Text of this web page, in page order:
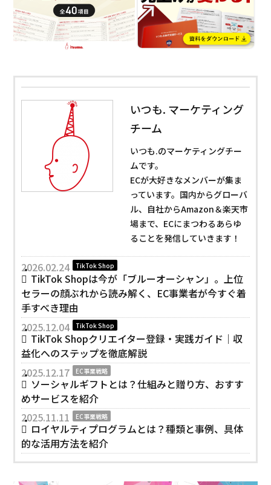
いつも. マーケティング
チーム
いつも.のマーケティングチー
ムです。
ECが大好きなメンバーが集ま
っています。国内からグローバ
ル、自社からAmazon＆楽天市
場まで、ECにまつわるあらゆ
ることを発信していきます！
2026.02.24 TikTok Shop
TikTok Shopは今が「ブルーオーシャン」。上位
セラーの顔ぶれから読み解く、EC事業者が今すぐ着
手すべき理由
2025.12.04
TikTok Shop
TikTok Shopクリエイター登録・実践ガイド｜収
益化へのステップを徹底解説
2025.12.17
EC事業戦略
ソーシャルギフトとは？仕組みと贈り方、おすす
めサービスを紹介
2025.11.11
EC事業戦略
ロイヤルティプログラムとは？種類と事例、具体
的な活用方法を紹介